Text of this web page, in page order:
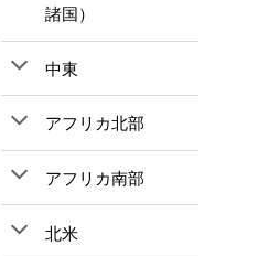
諸国）
中東
アフリカ北部
アフリカ南部
北米